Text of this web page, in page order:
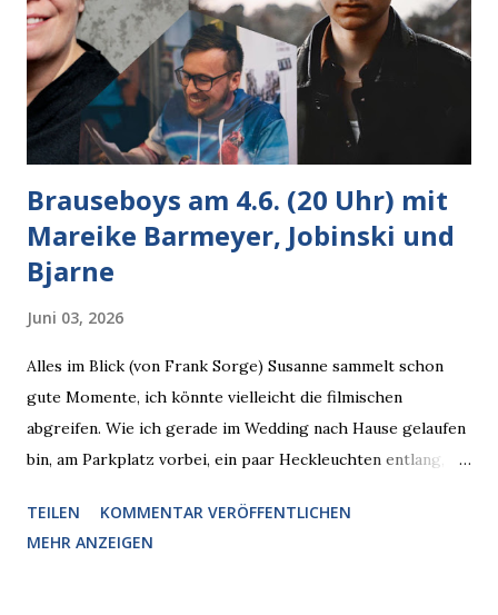
Brauseboys am 4.6. (20 Uhr) mit
Mareike Barmeyer, Jobinski und
Bjarne
Juni 03, 2026
Alles im Blick (von Frank Sorge) Susanne sammelt schon
gute Momente, ich könnte vielleicht die filmischen
abgreifen. Wie ich gerade im Wedding nach Hause gelaufen
bin, am Parkplatz vorbei, ein paar Heckleuchten entlang, als
den Blick kam, mit verlockend frisch leuchtenden
Pizzastücken. Von links pirschte sich eine Krähe an das
TEILEN
KOMMENTAR VERÖFFENTLICHEN
MEHR ANZEIGEN